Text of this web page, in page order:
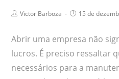
Victor Barboza 15 de
Abrir uma empresa não
lucros. É preciso ressaltar
necessários para a